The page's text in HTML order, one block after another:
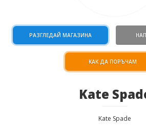
РАЗГЛЕДАЙ МАГАЗИНА
КАК ДА ПОРЪЧАМ
Kate
Kate Spade